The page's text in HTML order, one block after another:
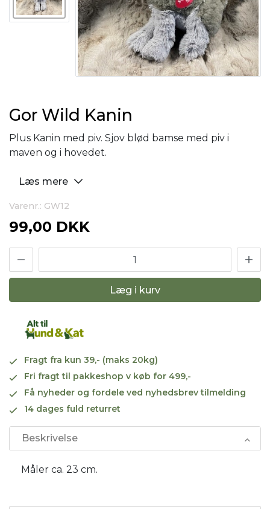
Gor Wild Kanin
Plus Kanin med piv. Sjov blød bamse med piv i
maven og i hovedet.
Læs mere
Varenr.: GW12
99,00 DKK
Læg i kurv
Fragt fra kun 39,- (maks 20kg)
Fri fragt til pakkeshop v køb for 499,-
Få nyheder og fordele ved nyhedsbrev tilmelding
14 dages fuld returret
Beskrivelse
Måler ca. 23 cm.